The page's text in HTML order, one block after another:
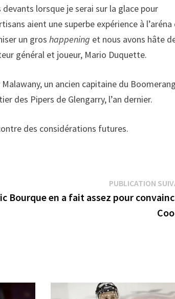
lorsque je serai sur la glace pour
aient une superbe expérience à l’aréna
un groshappening et nous avons hâte
général et joueur, Mario Duquette.
un ancien capitaine du
des Pipers de Glengarry, l’an dernier.
des considérations futures.
PUBLICATION
Bourque en a fait assez pour